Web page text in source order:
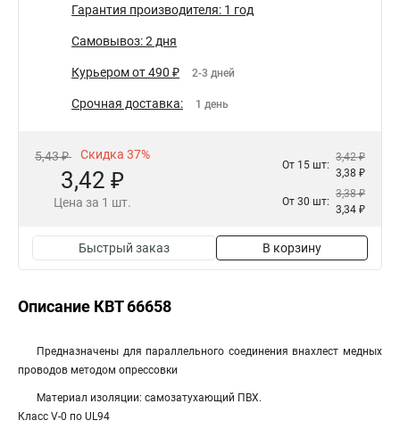
Гарантия производителя: 1 год
Самовывоз: 2 дня
Курьером от 490 ₽ 2-3 дней
Срочная доставка: 1 день
5,43 ₽ Скидка 37%
3,42 ₽
Цена за 1 шт.
От 15 шт:
3,42 ₽
3,38 ₽
От 30 шт:
3,38 ₽
3,34 ₽
Быстрый заказ В корзину
Описание КВТ 66658
Предназначены для параллельного соединения внахлест медных
проводов методом опрессовки
Материал изоляции: самозатухающий ПВХ.
Класс V-0 по UL94